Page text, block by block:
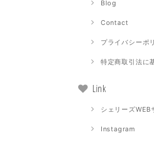
Blog
Contact
プライバシーポ
特定商取引法に
Link
シェリーズWEB
Instagram